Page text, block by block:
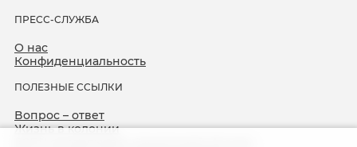
ПРЕСС-СЛУЖБА
О нас
Конфиденциальность
ПОЛЕЗНЫЕ ССЫЛКИ
Вопрос – ответ
Жизнь в колонии